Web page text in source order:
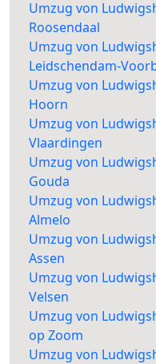
Umzug von
Roosendaal
Umzug von
Leidschendam-
Umzug von
Hoorn
Umzug von
Vlaardingen
Umzug von
Gouda
Umzug von
Almelo
Umzug von
Assen
Umzug von
Velsen
Umzug von
op Zoom
Umzug von